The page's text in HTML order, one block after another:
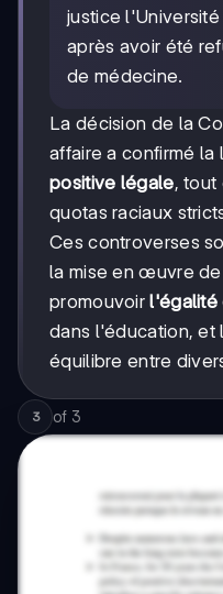
justice
après avoir été
de médecine.
La décision de la
affaire a confirmé
positive légale, tout
quotas raciaux
Ces controverses
la mise en œuvre
promouvoirl'égalité
dans l'éducation, et
équilibre entre
3 of 3